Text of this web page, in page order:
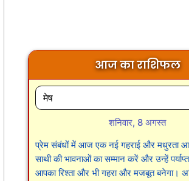
आज का राशिफल
शनिवार, 8 अगस्त
प्रेम संबंधों में आज एक नई गहराई और मधुरता
साथी की भावनाओं का सम्मान करें और उन्हें
आपका रिश्ता और भी गहरा और मजबूत बनेगा।